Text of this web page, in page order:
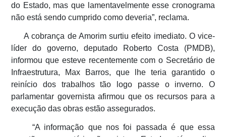
do Estado, mas que lamentavelmente esse cronograma
não está sendo cumprido como deveria”, reclama.
A cobrança de Amorim surtiu efeito imediato. O vice-
líder do governo, deputado Roberto Costa (PMDB),
informou que esteve recentemente com o Secretário de
Infraestrutura, Max Barros, que lhe teria garantido o
reinício dos trabalhos tão logo passe o inverno. O
parlamentar governista afirmou que os recursos para a
execução das obras estão assegurados.
“A informação que nos foi passada é que essa